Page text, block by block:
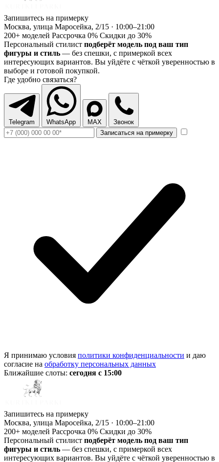
Запишитесь на примерку
Москва, улица Маросейка, 2/15 · 10:00–21:00
200+ моделей Рассрочка 0% Скидки до 30%
Персональный стилист подберёт модель под ваш тип
фигуры и стиль — без спешки, с примеркой всех
интересующих вариантов. Вы уйдёте с чёткой уверенностью в
выборе и готовой покупкой.
Где удобно связаться?
Telegram WhatsApp MAX
Звонок
Записаться на примерку
Я принимаю условия политики конфиденциальности и даю
согласие на обработку персональных данных
Ближайшие слоты: сегодня с 15:00
Запишитесь на примерку
Москва, улица Маросейка, 2/15 · 10:00–21:00
200+ моделей Рассрочка 0% Скидки до 30%
Персональный стилист подберёт модель под ваш тип
фигуры и стиль — без спешки, с примеркой всех
интересующих вариантов. Вы уйдёте с чёткой уверенностью в